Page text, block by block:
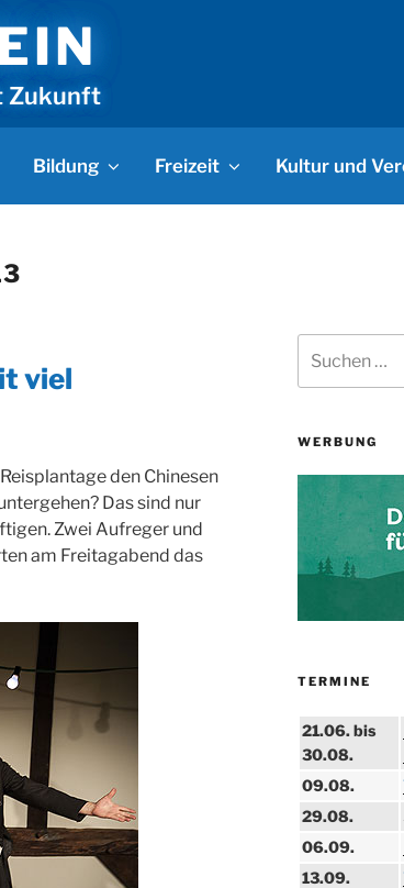
Zukunft
Bildung Freizeit Kultur und
viel
den Chinesen
Das sind nur
Zwei Aufreger und
am Freitagabend das
nach:
WERBUNG
TERMINE
21.06. bis
30.08.
09.08.
29.08.
06.09.
13.09.